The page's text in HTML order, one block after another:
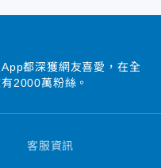
都深獲網友喜愛，在全
2000萬粉絲。
客服資訊